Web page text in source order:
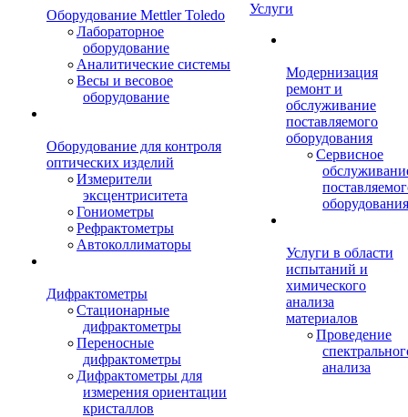
Оборудование Mettler Toledo
Лабораторное
оборудование
Аналитические системы
Весы и весовое
оборудование
Оборудование для контроля
оптических изделий
Измерители
эксцентриситета
Гониометры
Рефрактометры
Автоколлиматоры
Дифрактометры
Стационарные
дифрактометры
Переносные
дифрактометры
Дифрактометры для
измерения ориентации
кристаллов
Услуги
Модернизация
ремонт и
обслуживание
поставляемого
оборудования
Сервисное
оборудования
Услуги в области
испытаний и
химического
анализа
материалов
Проведение
анализа